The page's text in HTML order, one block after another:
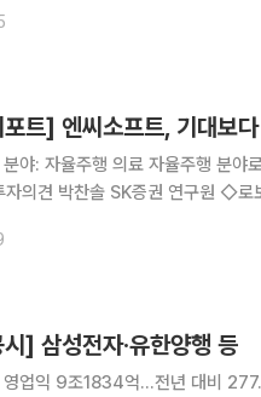
트] 엔씨소프트, 기대보
야: 자율주행 의료 자율주행 분야
권 연구원 ◇로보티즈 고령사회 + 높은 가격 파이터 2025
원 ◇케이아이엔엑스 데이터센터 고객 유입
] 삼성전자·유한양행 등
1834억…전년 대비 277.4%↑ △두산, 3분기 영업익